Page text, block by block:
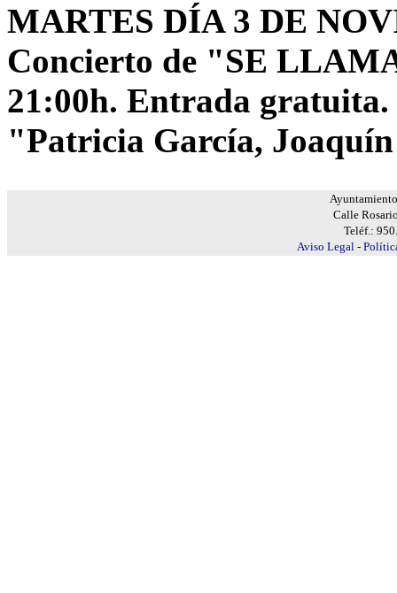
MARTES DÍA 3 DE
Concierto de "SE
21:00h. Entrada gratuita.
"Patricia García,
Calle
Teléf.:
Aviso Legal -